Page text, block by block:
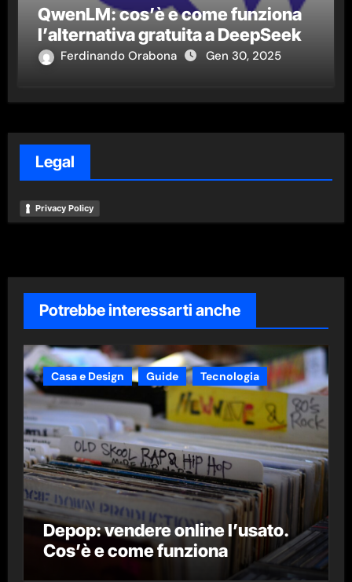
QwenLM: cos’è e come funziona
l’alternativa gratuita a DeepSeek
Ferdinando Orabona Gen 30, 2025
Legal
Privacy Policy
Potrebbe interessarti anche
Casa e Design Guide Tecnologia
Depop: vendere online l’usato.
Cos’è e come funziona